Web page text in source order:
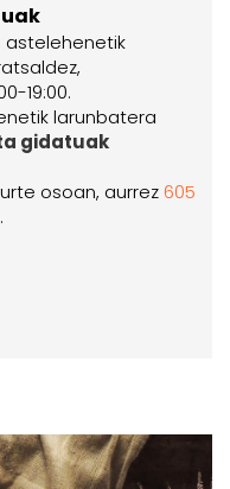
astelehenetik
19:00.
larunbatera
gidatuak
osoan, aurrez605